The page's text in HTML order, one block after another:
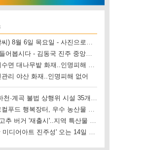
(인타임날씨) 8월 6일 목요일 - 사진으로보는 날씨
(R) 직접 들어봅시다 - 김동국 진주 중앙시장 상인회장
진주시 지수면 대나무밭 화재..인명피해 없어
관리 야산 화재..인명피해 없어
하동군, 하천·계곡 불법 상행위 시설 35개소 철거
산청군 로컬푸드 행복장터, 우수 농산물 직거래 사업장 인증
(R) 진주 고추 버거 '재출시'..지역 특산물 홍보 기대
'국가유산 미디어아트 진주성' 오는 14일 개막